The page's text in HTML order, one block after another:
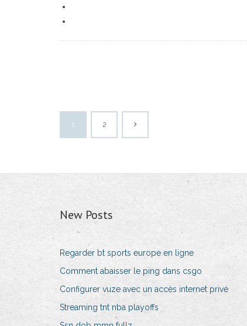
1 2
New Posts
Regarder bt sports europe en ligne
Comment abaisser le ping dans csgo
Configurer vuze avec un accès internet privé
Streaming tnt nba playoffs